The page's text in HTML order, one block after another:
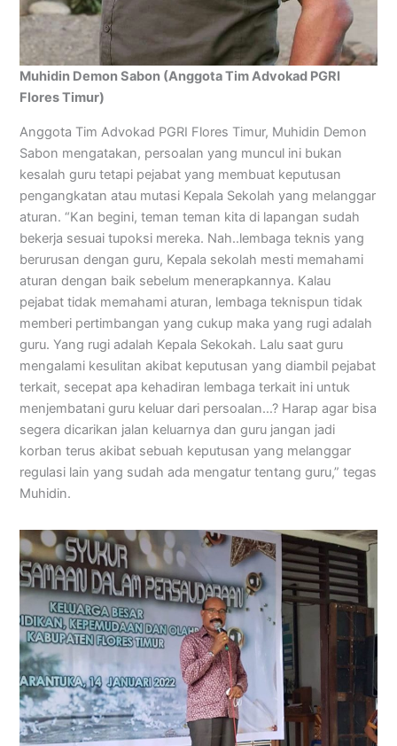
Muhidin Demon Sabon (Anggota Tim Advokad PGRI
Flores Timur)
Anggota Tim Advokad PGRI Flores Timur, Muhidin Demon
Sabon mengatakan, persoalan yang muncul ini bukan
kesalah guru tetapi pejabat yang membuat keputusan
pengangkatan atau mutasi Kepala Sekolah yang melanggar
aturan. “Kan begini, teman teman kita di lapangan sudah
bekerja sesuai tupoksi mereka. Nah..lembaga teknis yang
berurusan dengan guru, Kepala sekolah mesti memahami
aturan dengan baik sebelum menerapkannya. Kalau
pejabat tidak memahami aturan, lembaga teknispun tidak
memberi pertimbangan yang cukup maka yang rugi adalah
guru. Yang rugi adalah Kepala Sekokah. Lalu saat guru
mengalami kesulitan akibat keputusan yang diambil pejabat
terkait, secepat apa kehadiran lembaga terkait ini untuk
menjembatani guru keluar dari persoalan…? Harap agar bisa
segera dicarikan jalan keluarnya dan guru jangan jadi
korban terus akibat sebuah keputusan yang melanggar
regulasi lain yang sudah ada mengatur tentang guru,” tegas
Muhidin.